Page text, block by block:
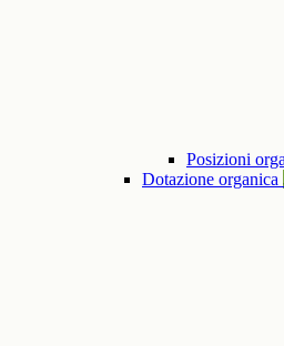
Posizioni
Dotazione organica